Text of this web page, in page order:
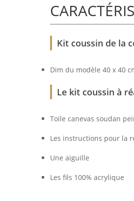
Kit coussin de la
Dim du modèle 40 x 40
Le kit coussin à
Toile canevas soudan
Les instructions pour la
Une aiguille
Les fils 100% acrylique